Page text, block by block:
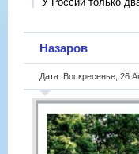
Назаров
Дата: Воскресенье, 26